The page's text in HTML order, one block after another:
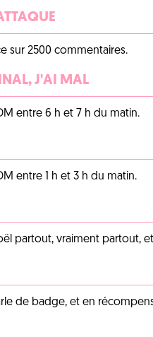
sur 2500 commentaires.
J'AI MAL
entre 6 h et 7 h du matin.
entre 1 h et 3 h du matin.
partout, vraiment partout,
de badge, et en